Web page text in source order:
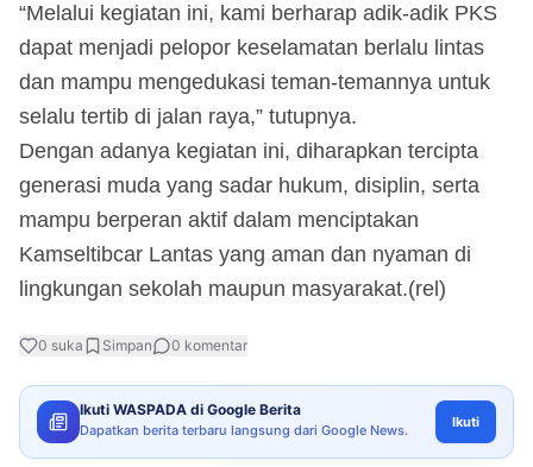
“Melalui kegiatan ini, kami berharap adik-adik PKS
dapat menjadi pelopor keselamatan berlalu lintas
dan mampu mengedukasi teman-temannya untuk
selalu tertib di jalan raya,” tutupnya.
Dengan adanya kegiatan ini, diharapkan tercipta
generasi muda yang sadar hukum, disiplin, serta
mampu berperan aktif dalam menciptakan
Kamseltibcar Lantas yang aman dan nyaman di
lingkungan sekolah maupun masyarakat.(rel)
0 suka Simpan 0 komentar
Ikuti WASPADA di Google Berita
Dapatkan berita terbaru langsung dari Google News. Ikuti